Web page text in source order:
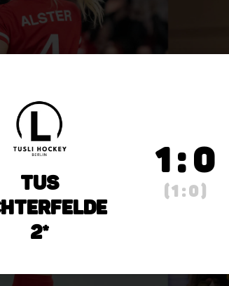
TuS
2*
1 : 0
( 1 : 0 )